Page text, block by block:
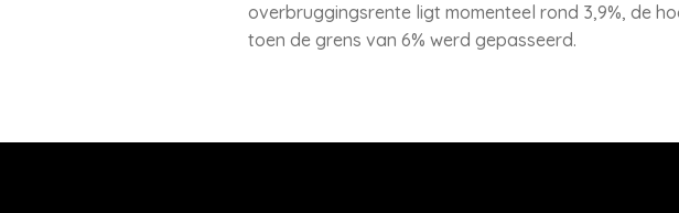
overbruggingsrente ligt momenteel rond 3,9%, de
toen de grens van 6% werd gepasseerd.